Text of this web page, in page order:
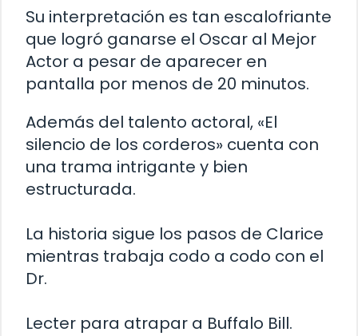
Su interpretación es tan escalofriante
que logró ganarse el Oscar al Mejor
Actor a pesar de aparecer en
pantalla por menos de 20 minutos.
Además del talento actoral, «El
silencio de los corderos» cuenta con
una trama intrigante y bien
estructurada.
La historia sigue los pasos de Clarice
mientras trabaja codo a codo con el
Dr.
Lecter para atrapar a Buffalo Bill.